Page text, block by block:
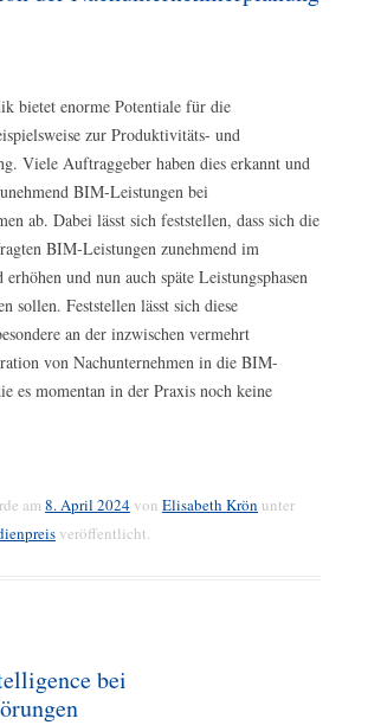
bietet enorme Potentiale für die
zur Produktivitäts- und
Viele Auftraggeber haben dies erkannt und
BIM-Leistungen bei
ab. Dabei lässt sich feststellen, dass sich die
BIM-Leistungen zunehmend im
und nun auch späte Leistungsphasen
sollen. Feststellen lässt sich diese
an der inzwischen vermehrt
von Nachunternehmen in die BIM-
es momentan in der Praxis noch keine
am8. April 2024 von Elisabeth Krön unter
veröffentlicht.
bei